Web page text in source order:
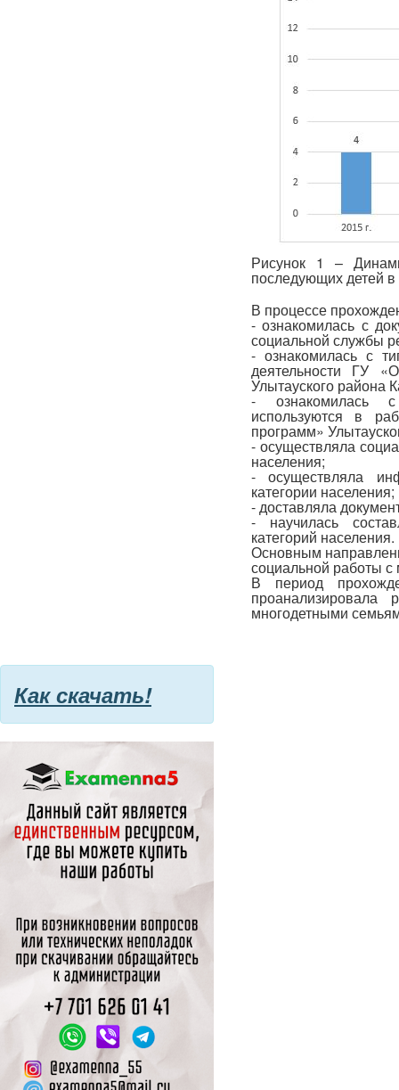
Рисунок 1 –
последующих детей
В процессе
- ознакомилась с
социальной службы
- ознакомилась с
деятельности ГУ
Улытауского района
- ознакомилась с
используются в
программ»
- осуществляла
населения;
- осуществляла
категории населения;
- доставляла
- научилась
категорий населения.
Основным
социальной работы
В период
многодетными
Как скачать!